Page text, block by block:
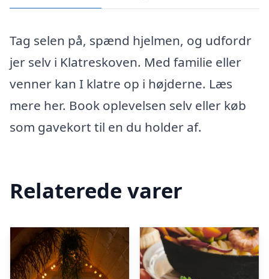
Tag selen på, spænd hjelmen, og udfordr
jer selv i Klatreskoven. Med familie eller
venner kan I klatre op i højderne. Læs
mere her. Book oplevelsen selv eller køb
som gavekort til en du holder af.
Relaterede varer